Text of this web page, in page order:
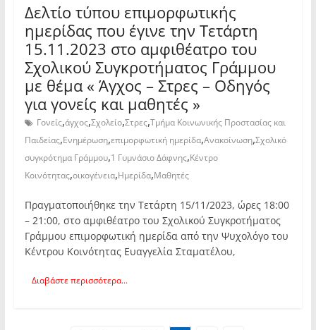
Δελτίο τύπου επιμορφωτικής
ημερίδας που έγινε την Τετάρτη
15.11.2023 στο αμφιθέατρο του
Σχολικού Συγκροτήματος Γράμμου
με θέμα « Άγχος – Στρες – Οδηγός
για γονείς και μαθητές »
Γονείς,άγχος,Σχολείο,Στρες,Τμήμα Κοινωνικής Προστασίας και
Παιδείας,Ενημέρωση,επιμορφωτική ημερίδα,Ανακοίνωση,Σχολικό
συγκρότημα Γράμμου,1 Γυμνάσιο Δάφνης,Κέντρο
Κοινότητας,οικογένεια,Ημερίδα,Μαθητές
Πραγματοποιήθηκε την Τετάρτη 15/11/2023, ώρες 18:00
– 21:00, στο αμφιθέατρο του Σχολικού Συγκροτήματος
Γράμμου επιμορφωτική ημερίδα από την Ψυχολόγο του
Κέντρου Κοινότητας Ευαγγελία Σταματέλου,
Διαβάστε περισσότερα...